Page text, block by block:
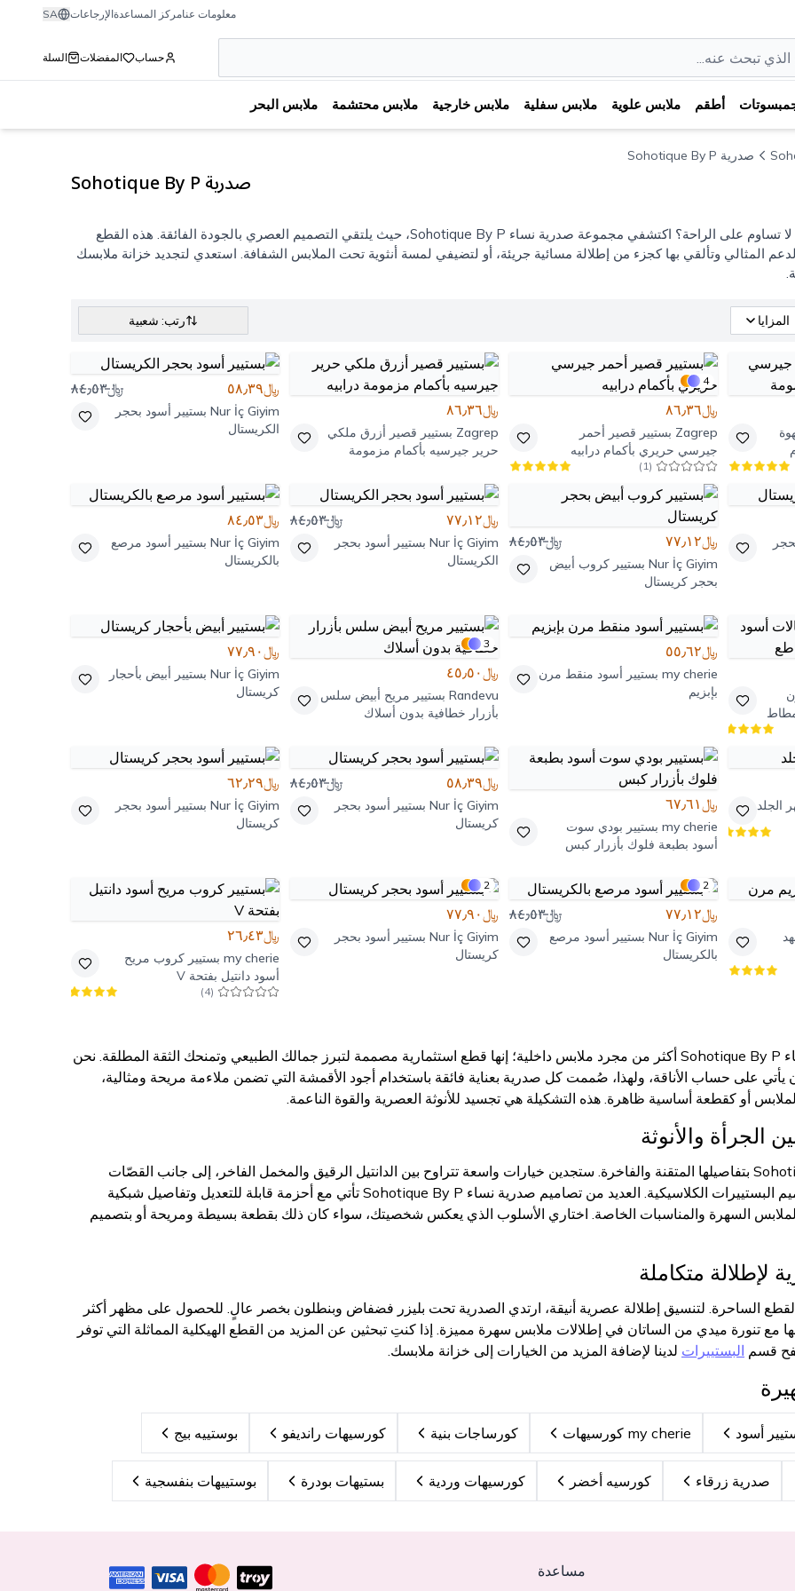
معلومات عنامركز المساعدةالإرجاعات SA
حساب المفضلات السلة
أطقم ملابس علوية ملابس سفلية ملابس خارجية ملابس محتشمة ملابس البحر
صدرية Sohotique By P
صدرية Sohotique By P
هل تبحثين عن الأناقة التي لا تساوم على الراحة؟ اكتشفي مجموعة صدرية نساء Sohotique By P، حيث يلتقي التصميم العصري بالجودة الفائقة. هذه القطع
المثالي وتألقي بها كجزء من إطلالة مسائية جريئة، أو لتضيفي لمسة أنثوية تحت الملابس الشفافة. استعدي لتجديد خزانة ملابسك
المزايا رتب: شعبية
4
﷼٨٦٫٣٦
Zagrep بستيير قصير أحمر
جيرسي حريري بأكمام درابيه
(
1
)
﷼٨٦٫٣٦
Zagrep بستيير قصير أزرق ملكي
حرير جيرسيه بأكمام مزمومة
﷼٥٨٫٣٩ ﷼٨٤٫٥٣
Nur İç Giyim بستيير أسود بحجر
الكريستال
﷼٧٧٫١٢ ﷼٨٤٫٥٣
Nur İç Giyim بستيير كروب أبيض
بحجر كريستال
﷼٧٧٫١٢ ﷼٨٤٫٥٣
Nur İç Giyim بستيير أسود بحجر
الكريستال
﷼٨٤٫٥٣
Nur İç Giyim بستيير أسود مرصع
بالكريستال
﷼٥٥٫٦٢
my cherie بستيير أسود منقط مرن
بإبزيم
3
﷼٤٥٫٥٠
Randevu بستيير مريح أبيض سلس
بأزرار خطافية بدون أسلاك
﷼٧٧٫٩٠
Nur İç Giyim بستيير أبيض بأحجار
كريستال
الجلد ﷼٦٧٫٦١
my cherie بستيير بودي سوت
أسود بطبعة فلوك بأزرار كبس
﷼٥٨٫٣٩ ﷼٨٤٫٥٣
Nur İç Giyim بستيير أسود بحجر
كريستال
﷼٦٢٫٢٩
Nur İç Giyim بستيير أسود بحجر
كريستال
2
﷼٧٧٫١٢ ﷼٨٤٫٥٣
Nur İç Giyim بستيير أسود مرصع
بالكريستال
2
﷼٧٧٫٩٠
Nur İç Giyim بستيير أسود بحجر
كريستال
﷼٢٦٫٤٣
my cherie بستيير كروب مريح
أسود دانتيل بفتحة V
(
4
)
تعتبر مجموعة صدرية نساء Sohotique By P أكثر من مجرد ملابس داخلية؛ إنها قطع استثمارية مصممة لتبرز جمالك الطبيعي وتمنحك الثقة المطلقة. نحن
يأتي على حساب الأناقة، ولهذا، صُممت كل صدرية بعناية فائقة باستخدام أجود الأقمشة التي تضمن ملاءمة مريحة ومثالية،
أو كقطعة أساسية ظاهرة. هذه التشكيلة هي تجسيد للأنوثة العصرية والقوة الناعمة.
الجرأة والأنوثة
تتميز صدريات Sohotique By P بتفاصيلها المتقنة والفاخرة. ستجدين خيارات واسعة تتراوح بين الدانتيل الرقيق والمخمل الفاخر، إلى جانب القصّات
الهيكلية التي تذكرنا بتصاميم البستييرات الكلاسيكية. العديد من تصاميم صدرية نساء Sohotique By P تأتي مع أحزمة قابلة للتعديل وتفاصيل شبكية
لملابس السهرة والمناسبات الخاصة. اختاري الأسلوب الذي يعكس شخصيتك، سواء كان ذلك بقطعة بسيطة ومريحة أو بتصميم
لإطلالة متكاملة
الساحرة. لتنسيق إطلالة عصرية أنيقة، ارتدي الصدرية تحت بليزر فضفاض وبنطلون بخصر عالٍ. للحصول على مظهر أكثر
مع تنورة ميدي من الساتان في إطلالات ملابس سهرة مميزة. إذا كنتِ تبحثين عن المزيد من القطع الهيكلية المماثلة التي توفر
قسم البستييرات لدينا لإضافة المزيد من الخيارات إلى خزانة ملابسك.
أسود my cherie كورسيهات كورساجات بنية كورسيهات رانديفو بوستييه بيج
صدرية زرقاء كورسيه أخضر كورسيهات وردية بستيهات بودرة بوستييهات بنفسجية
مساعدة